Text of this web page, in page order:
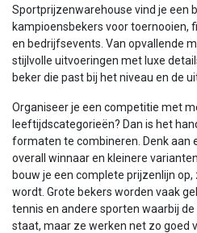
Sportprijzenwarehouse vind je een
kampioensbekers voor toernooien,
en bedrijfsevents. Van opvallende
stijlvolle uitvoeringen met luxe
beker die past bij het niveau en de
Organiseer je een competitie met
leeftijdscategorieën? Dan is het
formaten te combineren. Denk aan
overall winnaar en kleinere
bouw je een complete prijzenlijn
wordt. Grote bekers worden vaak
tennis en andere sporten waarbij
staat, maar ze werken net zo goed